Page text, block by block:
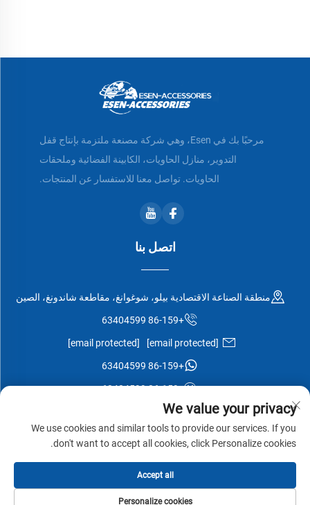
مرحبًا بك في Esen، وهي شركة مصنعة ملتزمة بإنتاج قفل
التدوير، منازل الحاويات، الكابينة الفضائية وملحقات
الحاويات. تواصل معنا للاستفسار عن المنتجات.
اتصل بنا
منطقة الصناعة الاقتصادية بيلو، شوغوانغ، مقاطعة شاندونغ، الصين
+86-159 63404599
[email protected]
[email protected]
+86-159 63404599
+86-159 63404599
الخصوصية -مدونة
We value your privacy
We use cookies and similar tools to provide our services. If you
don't want to accept all cookies, click Personalize cookies.
Personalize cookies
Accept all